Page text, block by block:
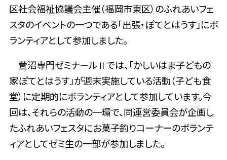
区社会福祉協議会主催（福岡市東区）のふれあいフェ
スタのイベントの一つである「出張・ぽてとはうす」にボ
ランティアとして参加しました。
萱沼専門ゼミナールⅡでは、「かしいはま子どもの
家ぽてとはうす」が週末実施している活動（子ども食
堂）に定期的にボランティアとして参加しています。今
回は、それらの活動の一環で、同運営委員会が企画し
たふれあいフェスタにお菓子釣りコーナーのボランテ
ィアとしてゼミ生の一部が参加しました。